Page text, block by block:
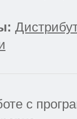
с